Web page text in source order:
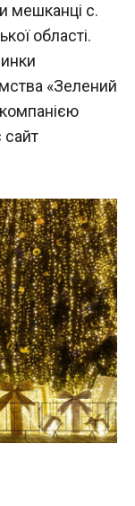
мешканці с.
області.
«Зелений
компанією
сайт